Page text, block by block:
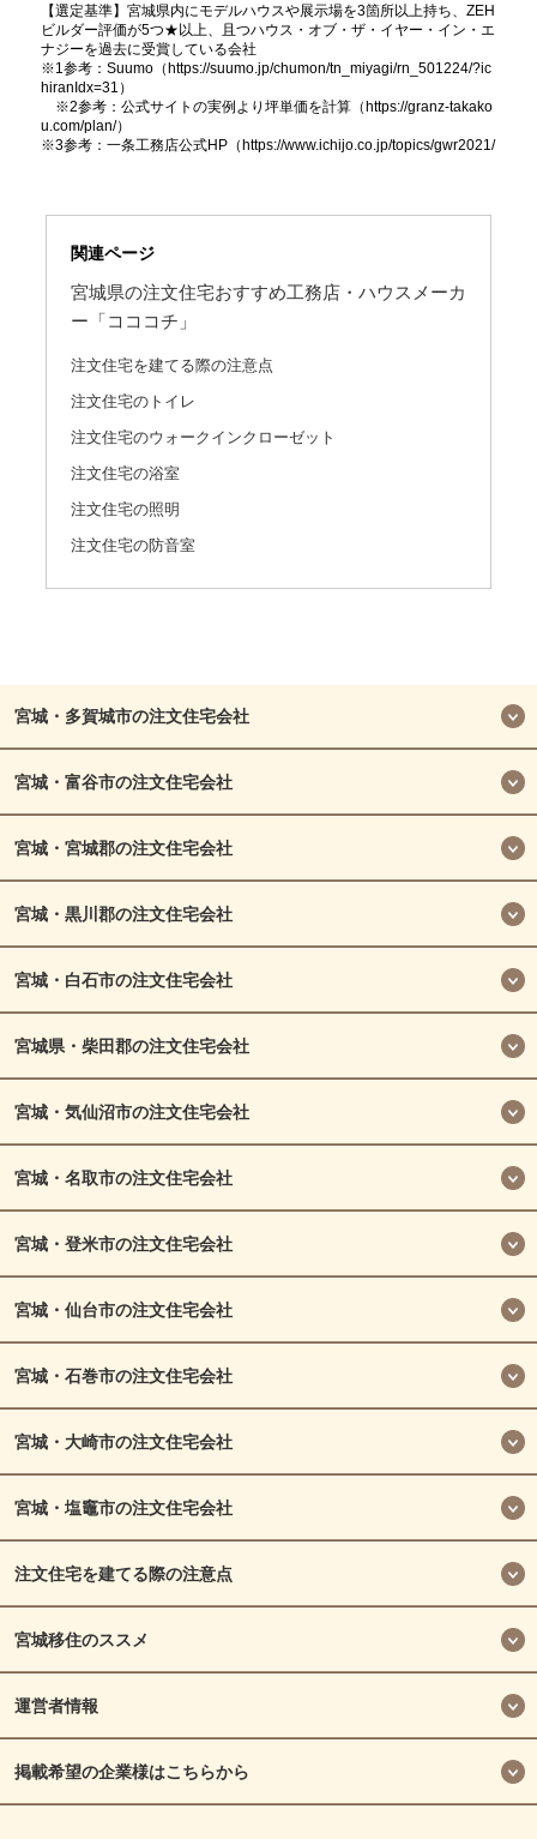
【選定基準】宮城県内にモデルハウスや展示場を3箇所以上持ち、ZEH
ビルダー評価が5つ★以上、且つハウス・オブ・ザ・イヤー・イン・エ
ナジーを過去に受賞している会社
※1参考：Suumo（https://suumo.jp/chumon/tn_miyagi/rn_501224/?ic
hiranIdx=31）
※2参考：公式サイトの実例より坪単価を計算（https://granz-takako
u.com/plan/）
※3参考：一条工務店公式HP（https://www.ichijo.co.jp/topics/gwr2021/
関連ページ
宮城県の注文住宅おすすめ工務店・ハウスメーカ
ー「コココチ」
注文住宅を建てる際の注意点
注文住宅のトイレ
注文住宅のウォークインクローゼット
注文住宅の浴室
注文住宅の照明
注文住宅の防音室
宮城・多賀城市の注文住宅会社
宮城・富谷市の注文住宅会社
宮城・宮城郡の注文住宅会社
宮城・黒川郡の注文住宅会社
宮城・白石市の注文住宅会社
宮城県・柴田郡の注文住宅会社
宮城・気仙沼市の注文住宅会社
宮城・名取市の注文住宅会社
宮城・登米市の注文住宅会社
宮城・仙台市の注文住宅会社
宮城・石巻市の注文住宅会社
宮城・大崎市の注文住宅会社
宮城・塩竈市の注文住宅会社
注文住宅を建てる際の注意点
宮城移住のススメ
運営者情報
掲載希望の企業様はこちらから